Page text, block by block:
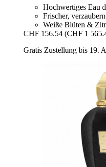
Hochwertiges Eau
Frischer,
Weiße Blüten &
CHF 156.54 (CHF 1
Gratis Zustellung bis 19.